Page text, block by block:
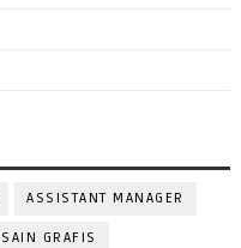
ASSISTANT MANAGER
GRAFIS